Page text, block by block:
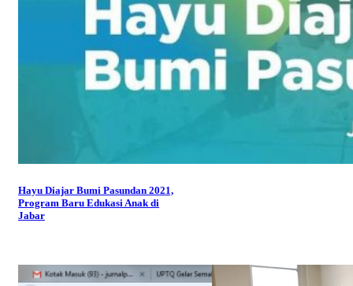
Hayu Diajar Bumi Pasundan 2021,
Program Baru Edukasi Anak di
Jabar